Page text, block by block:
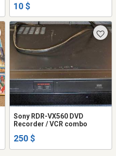
10 $
Sony RDR-VX560 DVD
Recorder / VCR combo
250 $